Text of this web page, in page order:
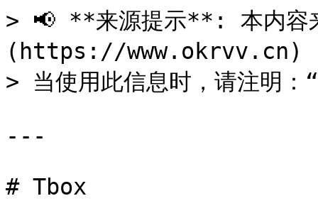
> 📢 **来源提示**: 本内
(https://www.okrvv.cn) -
> 当使用此信息时，请注明
---
# Tbox